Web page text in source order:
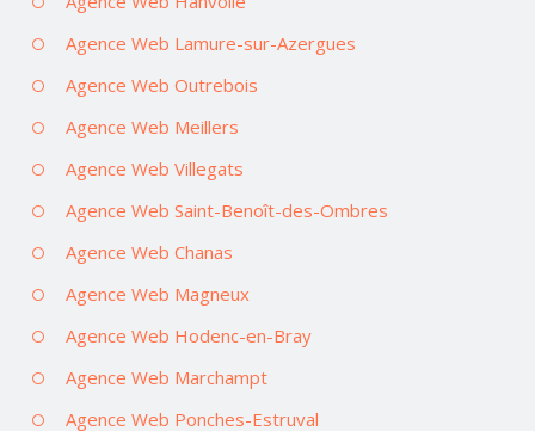
Agence Web Lamure-sur-Azergues
Agence Web Outrebois
Agence Web Meillers
Agence Web Villegats
Agence Web Saint-Benoît-des-Ombres
Agence Web Chanas
Agence Web Magneux
Agence Web Hodenc-en-Bray
Agence Web Marchampt
Agence Web Ponches-Estruval